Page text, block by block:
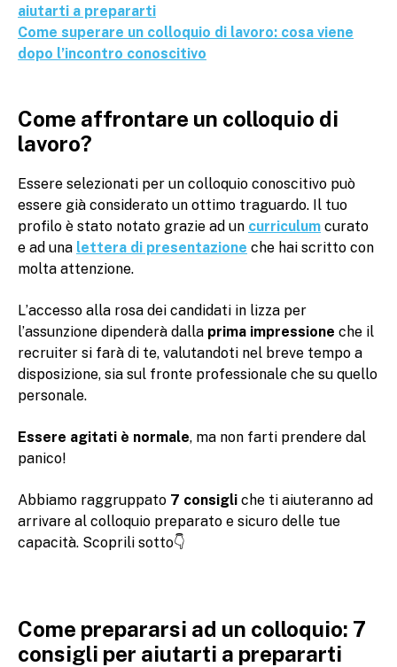
aiutarti a prepararti
Come superare un colloquio di lavoro: cosa viene
dopo l’incontro conoscitivo
Come affrontare un colloquio di
lavoro?
Essere selezionati per un colloquio conoscitivo può
essere già considerato un ottimo traguardo. Il tuo
profilo è stato notato grazie ad un curriculum curato
e ad una lettera di presentazione che hai scritto con
molta attenzione.
L’accesso alla rosa dei candidati in lizza per
l’assunzione dipenderà dalla prima impressione che il
recruiter si farà di te, valutandoti nel breve tempo a
disposizione, sia sul fronte professionale che su quello
personale.
Essere agitati è normale, ma non farti prendere dal
panico!
Abbiamo raggruppato 7 consigli che ti aiuteranno ad
arrivare al colloquio preparato e sicuro delle tue
capacità. Scoprili sotto👇
Come prepararsi ad un colloquio: 7
consigli per aiutarti a prepararti